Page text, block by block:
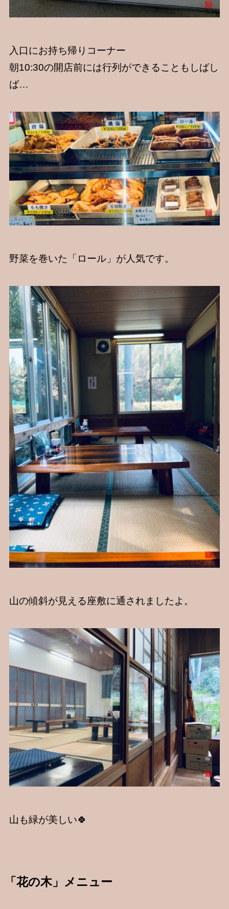
入口にお持ち帰りコーナー
朝10:30の開店前には行列ができることもしばし
ば…
野菜を巻いた「ロール」が人気です。
山の傾斜が見える座敷に通されましたよ。
山も緑が美しい🍀
「花の木」メニュー